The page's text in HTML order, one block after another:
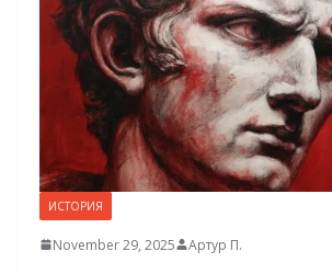
ИСТОРИЯ
November 29, 2025 Артур П.